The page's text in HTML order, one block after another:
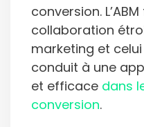
conversion.
collaboration
marketing et
conduit à une
et efficace dans
conversion.